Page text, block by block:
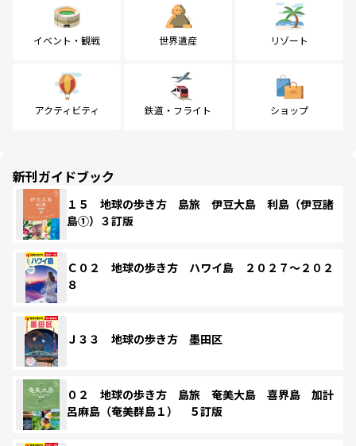
イベント・観戦 世界遺産 リゾート
アクティビティ 鉄道・フライト ショップ
新刊ガイドブック
１５ 地球の歩き方 島旅 伊豆大島 利島（伊豆諸
島①）３訂版
Ｃ０２ 地球の歩き方 ハワイ島 ２０２７～２０２
８
Ｊ３３ 地球の歩き方 墨田区
０２ 地球の歩き方 島旅 奄美大島 喜界島 加計
呂麻島（奄美群島１） ５訂版